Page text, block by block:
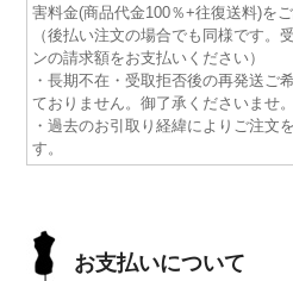
害料金(商品代金100％+往復送料)を
（後払い注文の場合でも同様です。
ンの請求額をお支払いください）
・長期不在・受取拒否後の再発送ご
ておりません。御了承くださいませ。
・過去のお引取り経緯によりご注文
す。
お支払いについて